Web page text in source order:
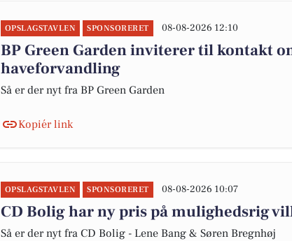
OPSLAGSTAVLEN SPONSORERET 08-08-2026 12:10
BP Green Garden inviterer til kontakt
haveforvandling
Så er der nyt fra BP Green Garden
Kopiér link
OPSLAGSTAVLEN SPONSORERET 08-08-2026 10:07
CD Bolig har ny pris på mulighedsrig
Så er der nyt fra CD Bolig - Lene Bang & Søren Bregnhøj